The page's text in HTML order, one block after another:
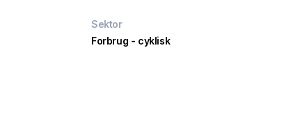
Sektor
Forbrug - cyklisk